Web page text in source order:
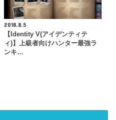
2018.8.5
【Identity V(アイデンティテ
ィ)】上級者向けハンター最強ラ
ンキ…